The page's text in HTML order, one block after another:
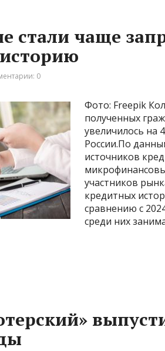
стали чаще
0
Фото: Freepik
полученных
увеличилось на
России.По
источников
участников
кредитных
сравнению с
среди них